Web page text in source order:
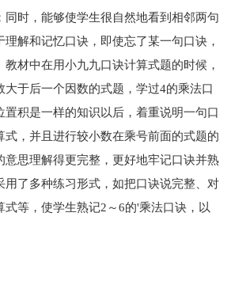
同时，能够使学生很自然地看到相邻两句
解和记忆口诀，即使忘了某一句口诀，
材中在用小九九口诀计算式题的时候，
大于后一个因数的式题，学过4的乘法口
置积是一样的知识以后，着重说明一句口
式，并且进行较小数在乘号前面的式题的
意思理解得更完整，更好地牢记口诀并熟
用了多种练习形式，如把口诀说完整、对
式等，使学生熟记2～6的'乘法口诀，以